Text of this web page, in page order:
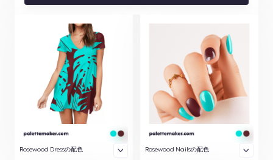
Rosewood Dressの配色 Rosewood Nailsの配色